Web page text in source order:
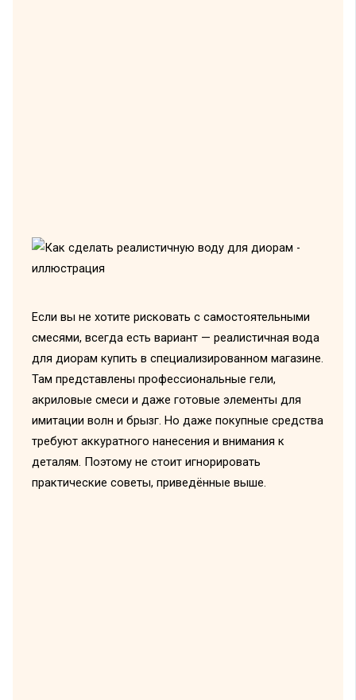
Если вы не хотите рисковать с самостоятельными
смесями, всегда есть вариант — реалистичная вода
для диорам купить в специализированном магазине.
Там представлены профессиональные гели,
акриловые смеси и даже готовые элементы для
имитации волн и брызг. Но даже покупные средства
требуют аккуратного нанесения и внимания к
деталям. Поэтому не стоит игнорировать
практические советы, приведённые выше.